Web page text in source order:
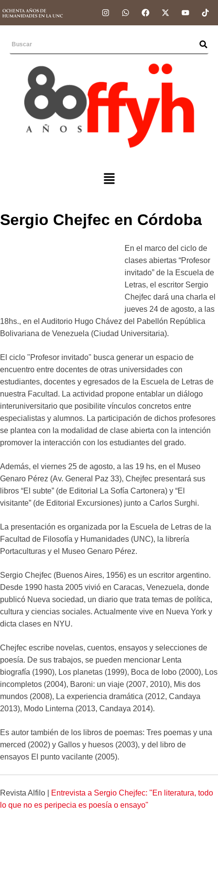
Sergio Chejfec en Córdoba
En el marco del ciclo de
clases abiertas “Profesor
invitado” de la Escuela de
Letras, el escritor Sergio
Chejfec dará una charla el
jueves 24 de agosto, a las
18hs., en el Auditorio Hugo Chávez del Pabellón República
Bolivariana de Venezuela (Ciudad Universitaria).
El ciclo "Profesor invitado" busca generar un espacio de
encuentro entre docentes de otras universidades con
estudiantes, docentes y egresados de la Escuela de Letras de
nuestra Facultad. La actividad propone entablar un diálogo
interuniversitario que posibilite vínculos concretos entre
especialistas y alumnos. La participación de dichos profesores
se plantea con la modalidad de clase abierta con la intención
promover la interacción con los estudiantes del grado.
Además, el viernes 25 de agosto, a las 19 hs, en el Museo
Genaro Pérez (Av. General Paz 33), Chejfec presentará sus
libros “El subte” (de Editorial La Sofía Cartonera) y “El
visitante” (de Editorial Excursiones) junto a Carlos Surghi.
La presentación es organizada por la Escuela de Letras de la
Facultad de Filosofía y Humanidades (UNC), la librería
Portaculturas y el Museo Genaro Pérez.
Sergio Chejfec (Buenos Aires, 1956) es un escritor argentino.
Desde 1990 hasta 2005 vivió en Caracas, Venezuela, donde
publicó Nueva sociedad, un diario que trata temas de política,
cultura y ciencias sociales. Actualmente vive en Nueva York y
dicta clases en NYU.
Chejfec escribe novelas, cuentos, ensayos y selecciones de
poesía. De sus trabajos, se pueden mencionar Lenta
biografía (1990), Los planetas (1999), Boca de lobo (2000), Los
incompletos (2004), Baroni: un viaje (2007, 2010), Mis dos
mundos (2008), La experiencia dramática (2012, Candaya
2013), Modo Linterna (2013, Candaya 2014).
Es autor también de los libros de poemas: Tres poemas y una
merced (2002) y Gallos y huesos (2003), y del libro de
ensayos El punto vacilante (2005).
Revista Alfilo |
Entrevista a Sergio Chejfec: "En literatura, todo
lo que no es peripecia es poesía o ensayo"